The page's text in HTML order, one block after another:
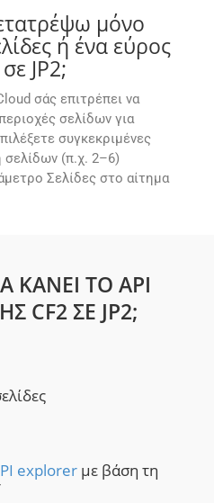
μόνο
ή ένα εύρος
JP2;
σάς επιτρέπει να
σελίδων για
συγκεκριμένες
σελίδων (π.χ. 2–6)
Σελίδες στο αίτημα
ΚΆΝΕΙ ΤΟ API
CF2 ΣΕ JP2;
explorer με βάση τη